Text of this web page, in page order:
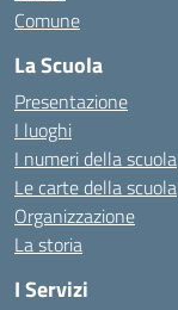
Comune
La Scuola
Presentazione
I luoghi
I numeri della scuola
Le carte della scuola
Organizzazione
La storia
I Servizi